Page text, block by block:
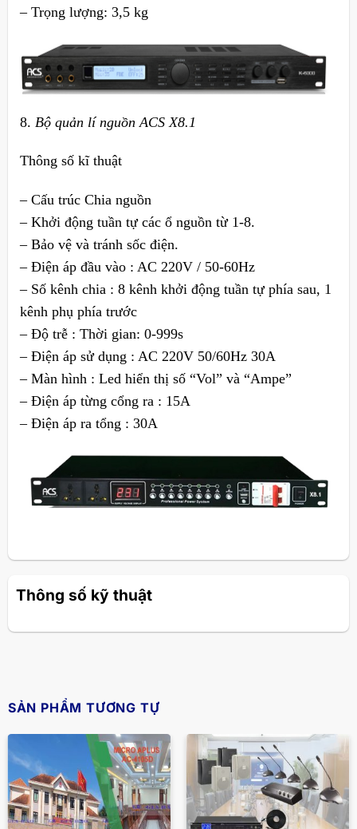
– Trọng lượng: 3,5 kg
8. Bộ quản lí nguồn ACS X8.1
Thông số kĩ thuật
– Cấu trúc Chia nguồn
– Khởi động tuần tự các ổ nguồn từ 1-8.
– Bảo vệ và tránh sốc điện.
– Điện áp đầu vào : AC 220V / 50-60Hz
– Số kênh chia : 8 kênh khởi động tuần tự phía sau, 1
kênh phụ phía trước
– Độ trễ : Thời gian: 0-999s
– Điện áp sử dụng : AC 220V 50/60Hz 30A
– Màn hình : Led hiển thị số “Vol” và “Ampe”
– Điện áp từng cổng ra : 15A
– Điện áp ra tổng : 30A
Thông số kỹ thuật
SẢN PHẨM TƯƠNG TỰ